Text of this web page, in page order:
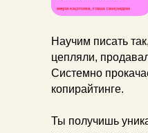
Научим писать
цепляли,
Системно
копирайтинге.
Ты получишь